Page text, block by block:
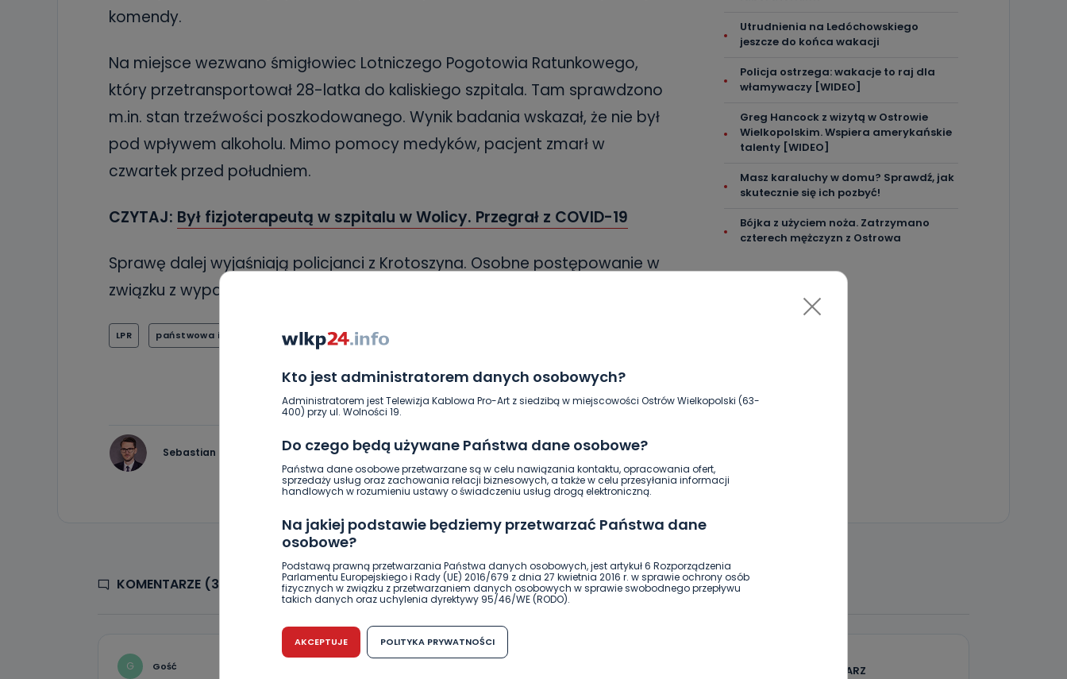
Kto jest administratorem danych osobowych?
Administratorem jest Telewizja Kablowa Pro-Art z siedzibą w miejscowości Ostrów Wielkopolski (63-
400) przy ul. Wolności 19.
Do czego będą używane Państwa dane osobowe?
Państwa dane osobowe przetwarzane są w celu nawiązania kontaktu, opracowania ofert,
sprzedaży usług oraz zachowania relacji biznesowych, a także w celu przesyłania informacji
handlowych w rozumieniu ustawy o świadczeniu usług drogą elektroniczną.
Na jakiej podstawie będziemy przetwarzać Państwa dane
osobowe?
Podstawą prawną przetwarzania Państwa danych osobowych, jest artykuł 6 Rozporządzenia
Parlamentu Europejskiego i Rady (UE) 2016/679 z dnia 27 kwietnia 2016 r. w sprawie ochrony osób
fizycznych w związku z przetwarzaniem danych osobowych w sprawie swobodnego przepływu
takich danych oraz uchylenia dyrektywy 95/46/WE (RODO).
Czy jest możliwość cofnięcia zgody?
Podanie danych osobowych jest dobrowolne, nie jest wymogiem ustawowym lub umownym oraz
AKCEPTUJE POLITYKA PRYWATNOŚCI
komendy.
Na miejsce wezwano śmigłowiec Lotniczego Pogotowia Ratunkowego,
który przetransportował 28-latka do kaliskiego szpitala. Tam sprawdzono
m.in. stan trzeźwości poszkodowanego. Wynik badania wskazał, że nie był
pod wpływem alkoholu. Mimo pomocy medyków, pacjent zmarł w
czwartek przed południem.
CZYTAJ: Był fizjoterapeutą w szpitalu w Wolicy. Przegrał z COVID-19
Sprawę dalej wyjaśniają policjanci z Krotoszyna. Osobne postępowanie w
związku z wypadkiem prowadzi także Państwowa Inspekcja Pracy.
LPR państwowa inspekcja pracy pip Sapieżyn
SKOPIUJ LINK
Sebastian Matyszczak NAPISZ DO AUTORA
Utrudnienia na Ledóchowskiego
jeszcze do końca wakacji
Policja ostrzega: wakacje to raj dla
włamywaczy [WIDEO]
Greg Hancock z wizytą w Ostrowie
Wielkopolskim. Wspiera amerykańskie
talenty [WIDEO]
Masz karaluchy w domu? Sprawdź, jak
skutecznie się ich pozbyć!
Bójka z użyciem noża. Zatrzymano
czterech mężczyzn z Ostrowa
KOMENTARZE (3)
G Gość
DOŁĄCZ DO DYSKUSJI
DODAJ SWÓJ KOMENTARZ